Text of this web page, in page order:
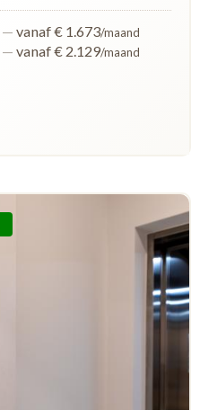
— vanaf € 1.673/maand
— vanaf € 2.129/maand